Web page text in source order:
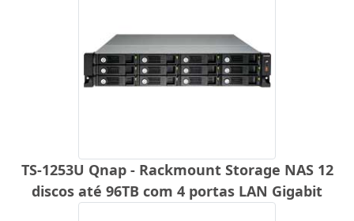
TS-1253U Qnap - Rackmount Storage NAS 12
discos até 96TB com 4 portas LAN Gigabit